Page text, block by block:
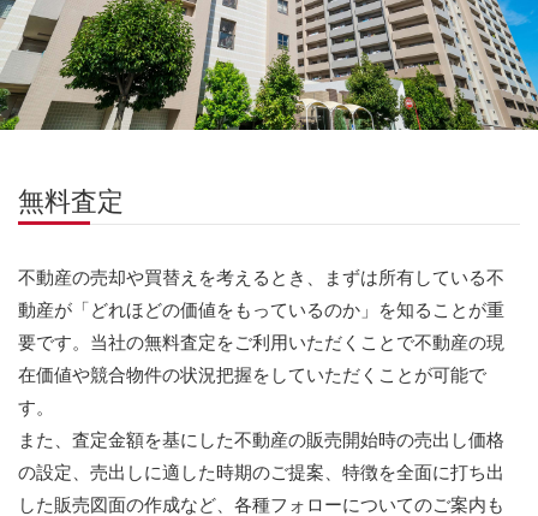
無料査定
不動産の売却や買替えを考えるとき、まずは所有している不
動産が「どれほどの価値をもっているのか」を知ることが重
要です。当社の無料査定をご利用いただくことで不動産の現
在価値や競合物件の状況把握をしていただくことが可能で
す。
また、査定金額を基にした不動産の販売開始時の売出し価格
の設定、売出しに適した時期のご提案、特徴を全面に打ち出
した販売図面の作成など、各種フォローについてのご案内も